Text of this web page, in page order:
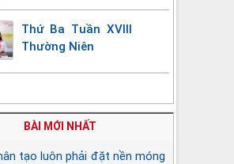
Thứ Ba Tuần XVIII
Thường Niên
BÀI MỚI NHẤT
tạo luôn phải đặt nền móng